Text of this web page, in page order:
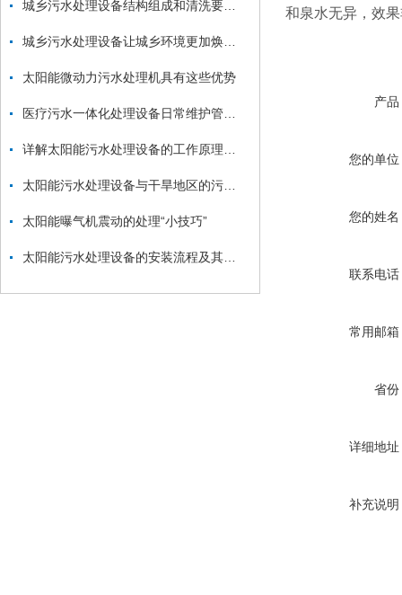
太阳能微动力污水处理机具有这些优势
太阳能曝气机震动的处理“小技巧”
和泉水无异，效
产品
您的单位
您的姓名
联系电话
常用邮箱
省份
详细地址
补充说明